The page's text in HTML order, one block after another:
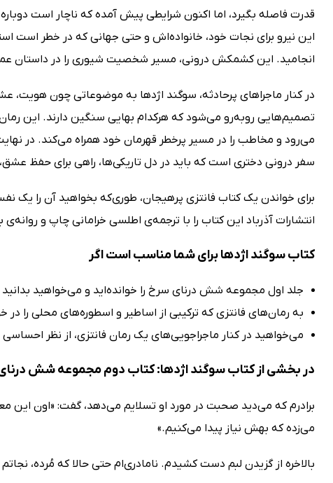
قدرت فاصله بگیرد، اما اکنون شرایطی پیش آمده که ناچار است
این نیرو برای نجات خود، خانواده‌اش و حتی جهانی که در خطر است
انجامید. این کشمکش درونی، مسیر شخصیت شیوری را در داستان
در کنار ماجراهای پرحادثه، سوگند اژدها به موضوعاتی چون
تصمیم‌هایی روبه‌رو می‌شود که هرکدام بهایی سنگین دارند. این
می‌رود و مخاطب را در مسیر پرخطر قهرمان خود همراه می‌کند. در
سفر درونی دختری است که باید در دل تاریکی‌ها، راهی برای حفظ
برای خواندن یک کتاب فانتزی پرهیجان، طوری‌که بخواهید آن را یک
انتشارات آذرباد این کتاب را با ترجمه‌ی اطلسی خرامانی چاپ و روانه‌ی
کتاب سوگند اژدها برای شما مناسب است اگر
جلد اول مجموعه شش درنای سرخ را خوانده‌اید و می‌خواهید
به رمان‌های فانتزی که ترکیبی از اساطیر و اسطوره‌های محلی را در
می‌خواهید در کنار ماجراجویی‌های یک رمان فانتزی، از نظر
در بخشی از کتاب سوگند اژدها: کتاب دوم مجموعه شش
برادرم که می‌دید صحبت در مورد او تسلایم می‌دهد، گفت: «اون این
می‌زده که بهش نیاز پیدا می‌کنیم.»
بالاخره از گزیدن لبم دست کشیدم. نامادری‌ام حتی حالا که مُرده، نجاتم